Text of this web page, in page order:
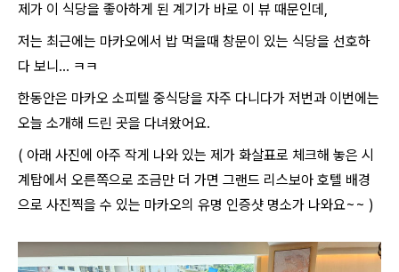
제가 이 식당을 좋아하게 된 계기가 바로 이 뷰 때문인데,
저는 최근에는 마카오에서 밥 먹을때 창문이 있는 식당을 선호하
다 보니... ㅋㅋ
한동안은 마카오 소피텔 중식당을 자주 다니다가 저번과 이번에는
오늘 소개해 드린 곳을 다녀왔어요.
( 아래 사진에 아주 작게 나와 있는 제가 화살표로 체크해 놓은 시
계탑에서 오른쪽으로 조금만 더 가면 그랜드 리스보아 호텔 배경
으로 사진찍을 수 있는 마카오의 유명 인증샷 명소가 나와요~~ )